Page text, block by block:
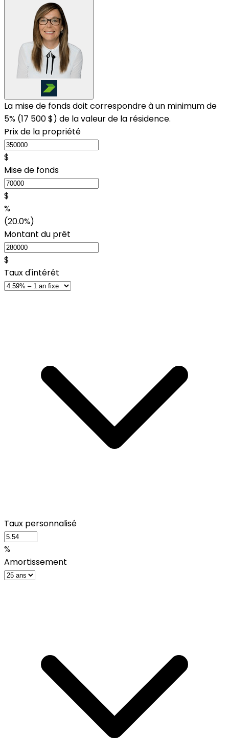
La mise de fonds doit correspondre à un minimum de
5% (17 500 $) de la valeur de la résidence.
Prix de la propriété
$
Mise de fonds
$
%
(20.0%)
Montant du prêt
$
Taux d'intérêt
Taux personnalisé
%
Amortissement